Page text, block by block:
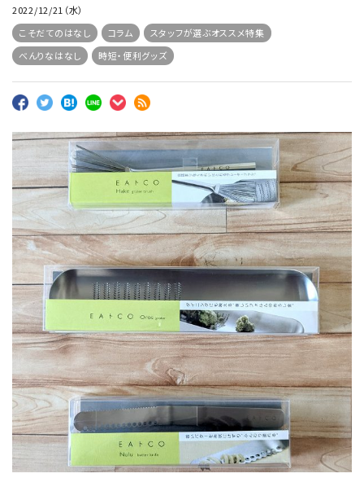
2022/12/21（水）
こそだてのはなし
コラム
スタッフが選ぶオススメ特集
べんりなはなし
時短・便利グッズ